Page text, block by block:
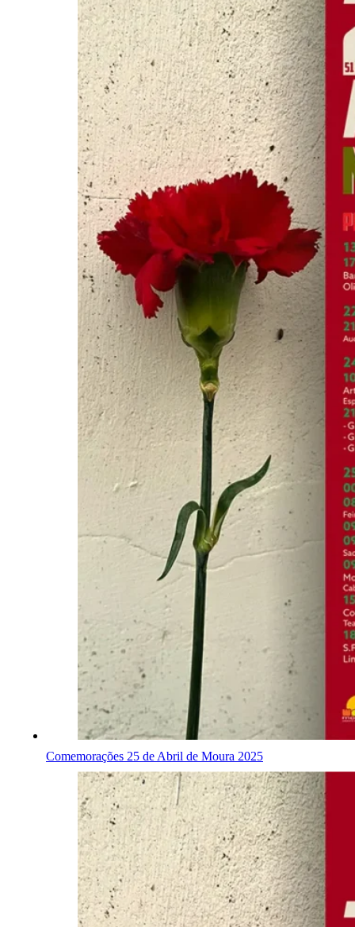
Comemorações 25 de Abril de Moura 2025